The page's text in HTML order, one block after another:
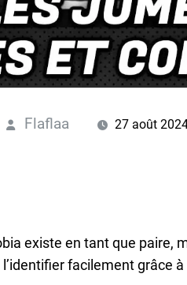
Flaflaa 27 août
existe en tant que paire,
facilement grâce